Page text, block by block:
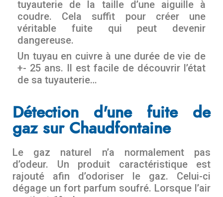
tuyauterie de la taille d’une aiguille à
coudre. Cela suffit pour créer une
véritable fuite qui peut devenir
dangereuse.
Un tuyau en cuivre à une durée de vie de
+- 25 ans. Il est facile de découvrir l’état
de sa tuyauterie…
Détection d'une fuite de
gaz sur Chaudfontaine
Le gaz naturel n’a normalement pas
d’odeur. Un produit caractéristique est
rajouté afin d’odoriser le gaz. Celui-ci
dégage un fort parfum soufré. Lorsque l’air